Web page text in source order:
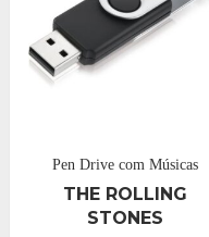
Pen Drive com Músicas
THE ROLLING
STONES